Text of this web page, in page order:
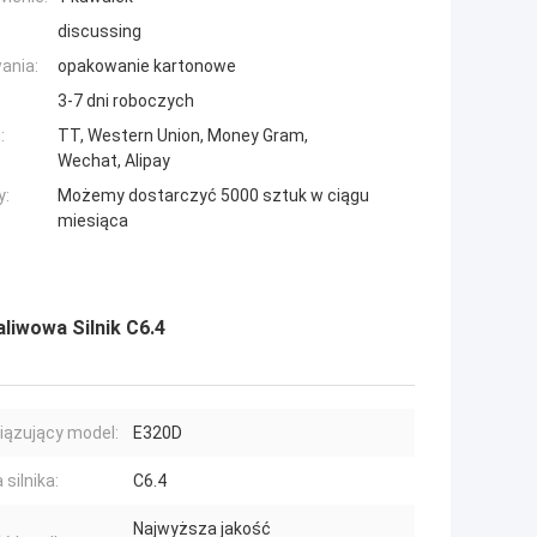
discussing
opakowanie kartonowe
3-7 dni roboczych
TT, Western Union, Money Gram,
Wechat, Alipay
Możemy dostarczyć 5000 sztuk w ciągu
miesiąca
Silnik C6.4
model: E320D
silnika: C6.4
Najwyższa jakość